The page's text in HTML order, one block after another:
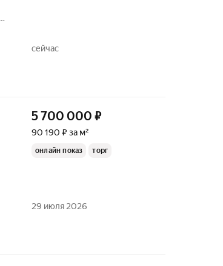
сейчас
5 700 000 ₽
90 190 ₽ за м²
онлайн показ торг
29 июля 2026